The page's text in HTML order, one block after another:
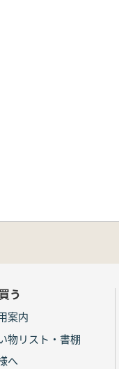
う
案内
物リスト・書棚
へ